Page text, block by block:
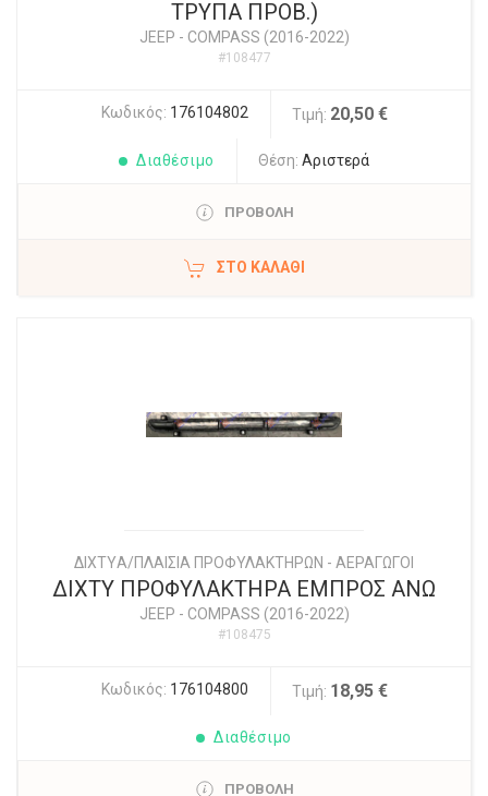
ΤΡΥΠΑ ΠΡΟΒ.)
JEEP - COMPASS (2016-2022)
#108477
Κωδικός: 176104802 Τιμή: 20,50 €
Διαθέσιμο Θέση: Αριστερά
ΠΡΟΒΟΛΗ
ΣΤΟ ΚΑΛΆΘΙ
ΔΙΧΤYΑ/ΠΛΑΙΣΙΑ ΠΡΟΦΥΛΑΚΤΗΡΩΝ - ΑΕΡΑΓΩΓΟΙ
ΔΙΧΤΥ ΠΡΟΦΥΛΑΚΤΗΡΑ ΕΜΠΡΟΣ ΑΝΩ
JEEP - COMPASS (2016-2022)
#108475
Κωδικός: 176104800 Τιμή: 18,95 €
Διαθέσιμο
ΠΡΟΒΟΛΗ